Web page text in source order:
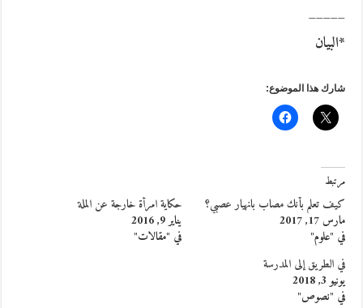
_____
*البيان
شارك هذا الموضوع:
مرتبط
كيف تعلم بأنك مصاب بانهيار عصبي؟
مارس 17, 2017
في "علوم"
حكاية امرأة خارجة عن الملة
يناير 9, 2016
في "مقالات"
في الطريق إلى المدرسة
يونيو 3, 2018
في "نصوص"